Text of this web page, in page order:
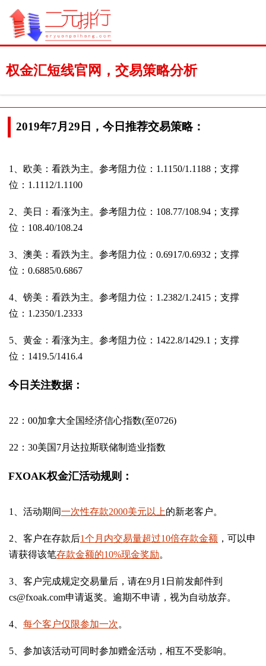
权金汇短线官网，交易策略分析
2019年7月29日，今日推荐交易策略：
1、欧美：看跌为主。参考阻力位：1.1150/1.1188；支撑
位：1.1112/1.1100
2、美日：看涨为主。参考阻力位：108.77/108.94；支撑
位：108.40/108.24
3、澳美：看跌为主。参考阻力位：0.6917/0.6932；支撑
位：0.6885/0.6867
4、镑美：看跌为主。参考阻力位：1.2382/1.2415；支撑
位：1.2350/1.2333
5、黄金：看涨为主。参考阻力位：1422.8/1429.1；支撑
位：1419.5/1416.4
今日关注数据：
22：00加拿大全国经济信心指数(至0726)
22：30美国7月达拉斯联储制造业指数
FXOAK权金汇活动规则：
1、活动期间一次性存款2000美元以上的新老客户。
2、客户在存款后1个月内交易量超过10倍存款金额 ，可以申
请获得该笔存款金额的10%现金奖励。
3、客户完成规定交易量后，请在9月1日前发邮件到
cs@fxoak.com申请返奖。逾期不申请，视为自动放弃。
4、 每个客户仅限参加一次。
5、参加该活动可同时参加赠金活动，相互不受影响。